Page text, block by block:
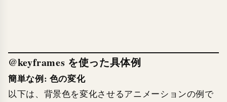
@keyframes を使った具体例
簡単な例: 色の変化
以下は、背景色を変化させるアニメーションの例で